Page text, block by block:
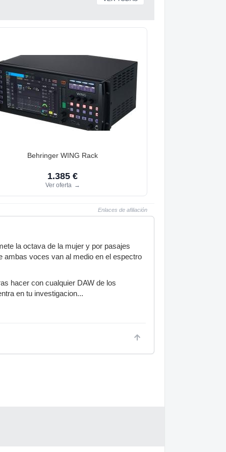
Behringer WING Rack
1.385 €
Ver oferta →
Enlaces de afiliación
la octava de la mujer y por pasajes
ambas voces van al medio en el espectro
hacer con cualquier DAW de los
en tu investigacion...